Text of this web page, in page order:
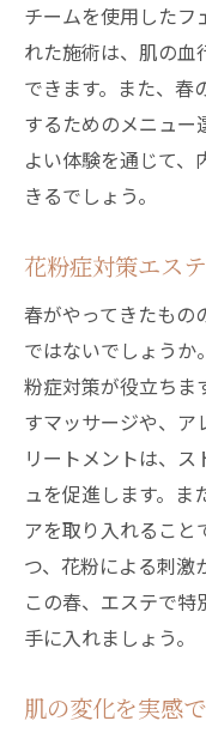
チームを使用したフ
れた施術は、肌の
できます。また、春
するためのメニュー
よい体験を通じて、
きるでしょう。
花粉症対策エス
春がやってきたもの
ではないでしょう
粉症対策が役立ちま
すマッサージや、ア
リートメントは、
ュを促進します。ま
アを取り入れること
つ、花粉による刺激
この春、エステで
手に入れましょう。
肌の変化を実感